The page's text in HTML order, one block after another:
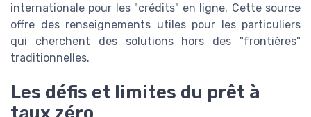
internationale pour les "crédits" en ligne. Cette source
offre des renseignements utiles pour les particuliers
qui cherchent des solutions hors des "frontières"
traditionnelles.
Les défis et limites du prêt à